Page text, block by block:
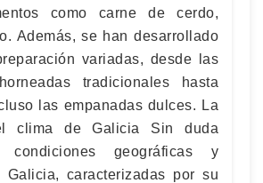
como carne de cerdo,
Además, se han desarrollado
variadas, desde las
tradicionales hasta
las empanadas dulces. La
clima de Galicia Sin duda
geográficas y
Galicia, caracterizadas por su